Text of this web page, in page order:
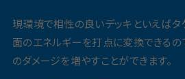
現環境で相性の良いデッキといえばタ
面のエネルギーを打点に変換できるの
のダメージを増やすことができます。